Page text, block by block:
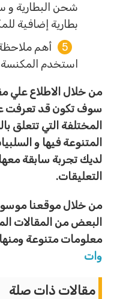
شحن البطارية و
بطارية إضافية
أهم ملاحظة
استخدم المكنسة
من خلال الاطلاع علي
سوف تكون قد تعرفت
المختلفة التي تتعلق
المتنوعة فيها و
لديك تجربة سابقة معها
التعليقات.
من خلال موقعنا
البعض من المقالات
معلومات متنوعة ومنها
وات
مقالات ذات صلة